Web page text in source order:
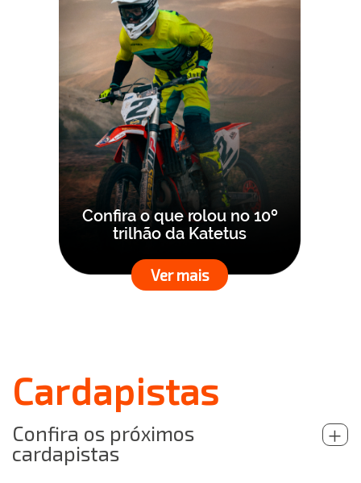
Confira o que rolou no 10º
trilhão da Katetus
Ver mais
Cardapistas
Confira os próximos
cardapistas
+